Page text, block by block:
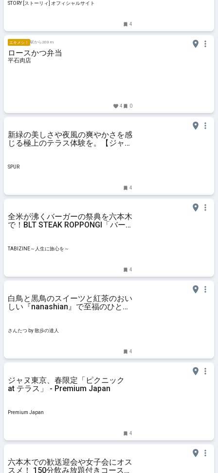
STORY [ストーリィ] オフィシャルサイト
4
エキメシ！ 駅から203 m
ロースかつ弁当
平石肉店
4 0
新緑の美しさや夜風の爽やかさを感
じる極上のテラス体験を。【ジャヌ
フスタイルニュース | SPUR
SPUR
4
全米が沸くバーガーの祭典を六本木
で！BLT STEAK ROPPONGI「バー
TABIZINE～人生に旅心を～
4
白鳥と黒鳥のスイーツと紅茶のおい
しい『nanashian』で至福のひとと
さんたつ by 散歩の達人
4
ジャヌ東京、春限定「ピクニック
at テラス」 - Premium Japan
Premium Japan
4
六本木での歓送迎会や女子会にオス
スメ！ 150分飲み放題付きコースや